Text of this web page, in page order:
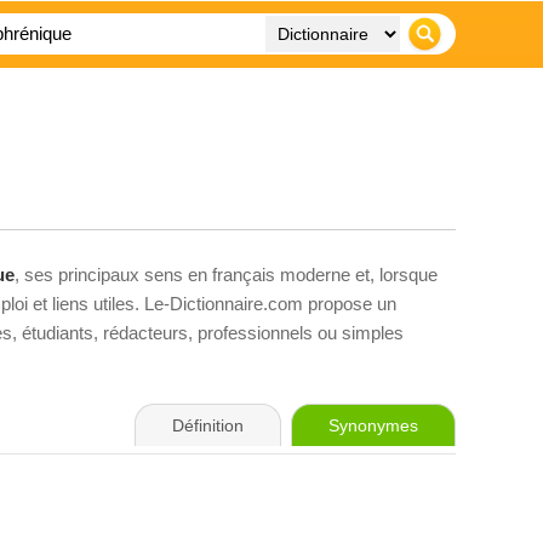
, ses principaux sens en français moderne et, lorsque
et liens utiles. Le-Dictionnaire.com propose un
étudiants, rédacteurs, professionnels ou simples
Définition Synonymes